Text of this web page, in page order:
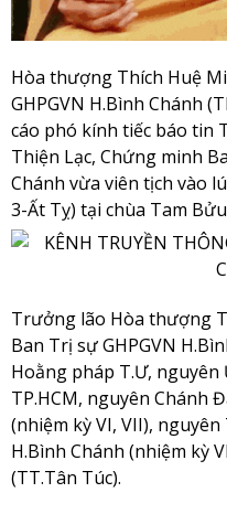
Hòa thượng Thích Huệ
GHPGVN H.Bình Chánh
cáo phó kính tiếc báo tin
Thiện Lạc, Chứng minh
Chánh vừa viên tịch vào
3-Ất Tỵ) tại chùa Tam
Trưởng lão Hòa thượng
Ban Trị sự GHPGVN
Hoằng pháp T.Ư, nguyên
TP.HCM, nguyên Chánh
(nhiệm kỳ VI, VII),
H.Bình Chánh (nhiệm kỳ
(TT.Tân Túc).